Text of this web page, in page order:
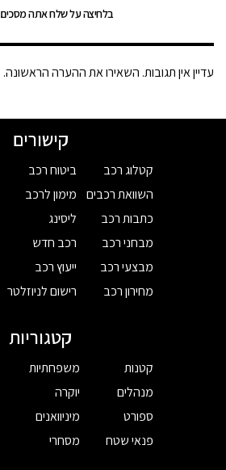
בלחיצה על שלח אתה מסכים
עדיין אין תגובות. השאירו את ההערה הראשונה.
קישורים
קטלוג רכב
השוואת רכבים
כתבות רכב
מבחני רכב
מבצעי רכב
מחירון רכב
ביטוח רכב
מימון לרכב
ליסינג
רכב חדש
ייעוץ רכב
רישום לניוזלטר
קטגוריות
קטנות
מנהלים
ספורט
פנאי שטח
משפחתיות
יוקרה
מיניוואנים
מסחרי